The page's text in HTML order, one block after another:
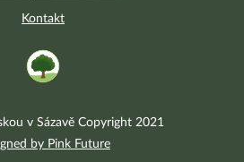
Kontakt
v Sázavě Copyright 2021
by Pink Future